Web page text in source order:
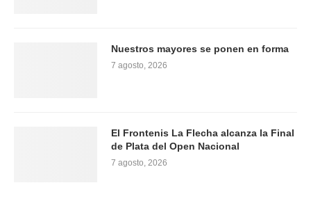
Nuestros mayores se ponen en forma
7 agosto, 2026
El Frontenis La Flecha alcanza la Final
de Plata del Open Nacional
7 agosto, 2026